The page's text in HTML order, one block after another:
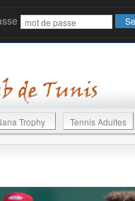
Trophy Tennis Adultes